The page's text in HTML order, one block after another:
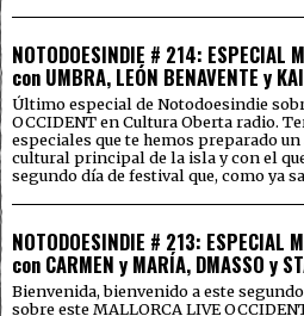
NOTODOESINDIE # 214: ESPECIAL
con UMBRA, LEÓN BENAVENTE y
Último especial de Notodoesindie
OCCIDENT en Cultura Oberta radio.
especiales que te hemos preparado
cultural principal de la isla y con el
segundo día de festival que, como ya
NOTODOESINDIE # 213: ESPECIAL
con CARMEN y MARÍA, DMASSO y
Bienvenida, bienvenido a este
sobre este MALLORCA LIVE